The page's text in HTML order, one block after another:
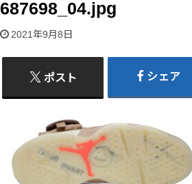
687698_04.jpg
2021年9月8日
ポスト シェア